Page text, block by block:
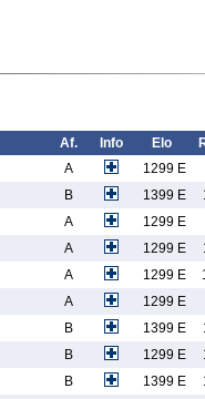
Af. Info Elo
A
1299 E
B 1399 E
A
1299 E
A 1299 E
A 1299 E
A
1299 E
B 1399 E
B 1299 E
B 1399 E